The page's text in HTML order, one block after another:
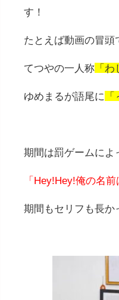
す！
たとえば動画の冒頭
てつやの一人称 「わ
ゆめまるが語尾に
期間は罰ゲームによ
「Hey!Hey!俺の名
期間もセリフも長か